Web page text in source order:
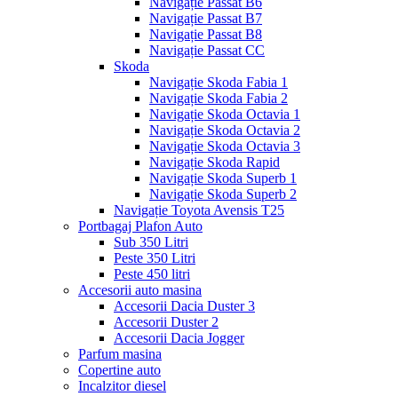
Navigație Passat B7
Navigație Passat B8
Navigație Passat CC
Skoda
Navigație Skoda Fabia 1
Navigație Skoda Fabia 2
Navigație Skoda Octavia 1
Navigație Skoda Octavia 2
Navigație Skoda Octavia 3
Navigație Skoda Rapid
Navigație Skoda Superb 1
Navigație Skoda Superb 2
Navigație Toyota Avensis T25
Portbagaj Plafon Auto
Sub 350 Litri
Peste 350 Litri
Peste 450 litri
Accesorii auto masina
Accesorii Dacia Duster 3
Accesorii Duster 2
Accesorii Dacia Jogger
Parfum masina
Copertine auto
Incalzitor diesel